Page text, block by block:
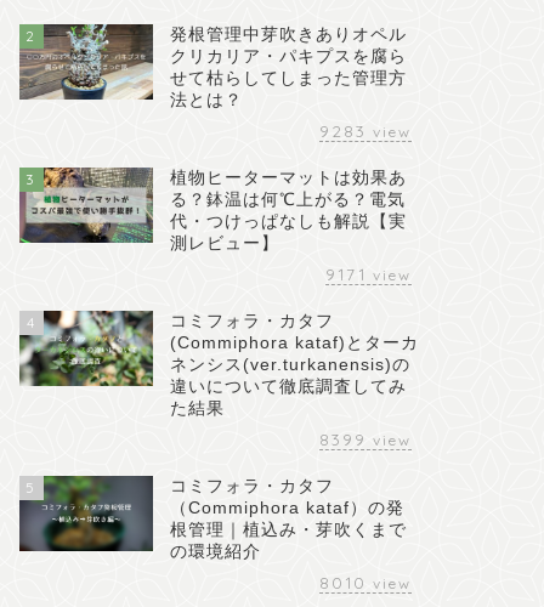
2
発根管理中芽吹きありオペル
クリカリア・パキプスを腐ら
せて枯らしてしまった管理方
法とは？
9283 view
3
植物ヒーターマットは効果あ
る？鉢温は何℃上がる？電気
代・つけっぱなしも解説【実
測レビュー】
9171 view
4
コミフォラ・カタフ
(Commiphora kataf)とターカ
ネンシス(ver.turkanensis)の
違いについて徹底調査してみ
た結果
8399 view
5
コミフォラ・カタフ
（Commiphora kataf）の発
根管理｜植込み・芽吹くまで
の環境紹介
8010 view